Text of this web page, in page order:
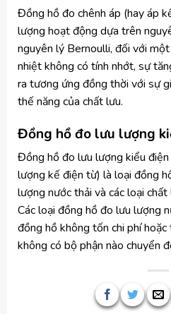
Đồng hồ đo chênh áp (hay áp
lượng hoạt động dựa trên
nguyên lý Bernoulli, đối với
nhiệt không có tính nhớt, sự
ra tương ứng đồng thời với sự
thế năng của chất lưu.
Đồng hồ đo lưu lượng
Đồng hồ đo lưu lượng kiểu
lượng kế điện từ) là loại đồng
lượng nước thải và các loại
Các loại đồng hồ đo lưu lượng
đồng hồ không tốn chi phí
không có bộ phận nào chuyển